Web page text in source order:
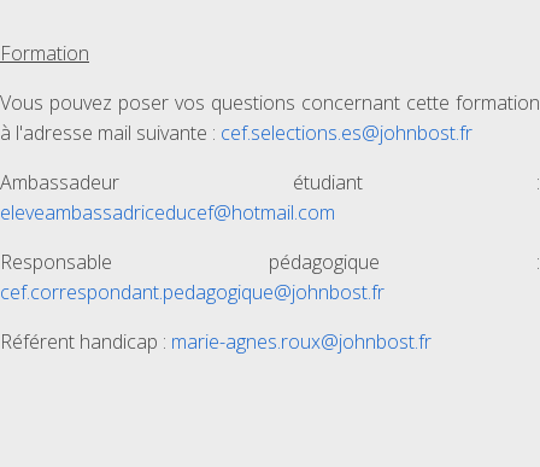
Formation
Vous pouvez poser vos questions concernant cette formation
à l'adresse mail suivante : cef.selections.es@johnbost.fr
Ambassadeur étudiant :
eleveambassadriceducef@hotmail.com
Responsable pédagogique :
cef.correspondant.pedagogique@johnbost.fr
Référent handicap : marie-agnes.roux@johnbost.fr